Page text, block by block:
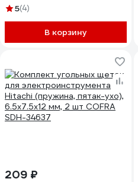
(чистая полировка) Makita B-
5(4)
В корзину
209 ₽